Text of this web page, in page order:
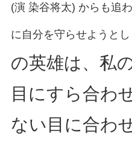
(演 染谷将太) からも追
に自分を守らせようと
の英雄は、私
目にすら合わ
ない目に合わ